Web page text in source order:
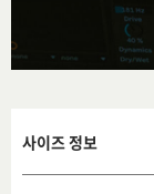
사이즈 정보